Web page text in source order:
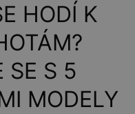
HODÍ K
SE S 5
MODELY